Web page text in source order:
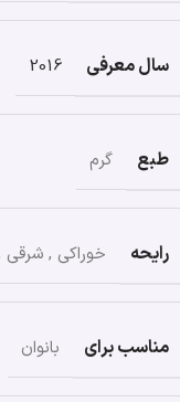
سال معرفی 2016
طبع گرم
رایحه خوراکی , شرقی
مناسب برای بانوان